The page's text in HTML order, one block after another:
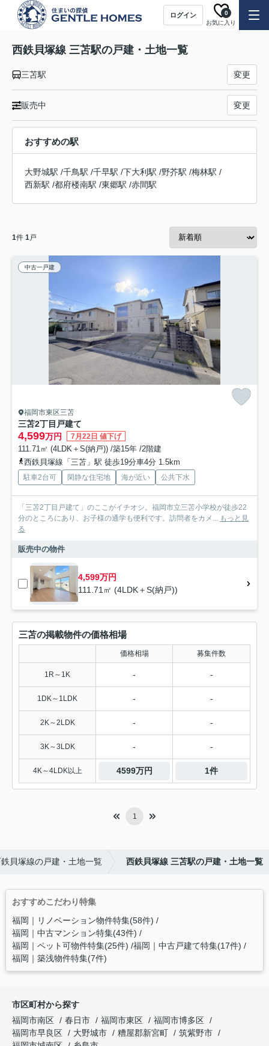
ログイン
お気に入り
0
西鉄貝塚線 三苫駅の戸建・土地一覧
三苫駅 変更
販売中 変更
おすすめの駅
大野城駅 /千鳥駅 /千早駅 /下大利駅 /野芥駅 /梅林駅 /
西新駅 /都府楼南駅 /東郷駅 /赤間駅
1件 1戸
中古一戸建
福岡市東区三苫
三苫2丁目戸建て
4,599万円 7月22日 値下げ
111.71㎡ (4LDK＋S(納戸)) /築15年 /2階建
西鉄貝塚線「三苫」駅 徒歩19分車4分 1.5km
駐車2台可 閑静な住宅地 海が近い 公共下水
「三苫2丁目戸建て」のここがイチオシ。福岡市立三苫小学校が徒歩22
分のところにあり、お子様の通学も便利です。訪問者をカメ... もっと見
る
販売中の物件
4,599万円
111.71㎡ (4LDK＋S(納戸))
三苫の掲載物件の価格相場
価格相場 募集件数
1R～1K - -
1DK～1LDK - -
2K～2LDK - -
3K～3LDK - -
4K～4LDK以上 4599万円 1件
1
貝塚線の戸建・土地一覧 西鉄貝塚線 三苫駅の戸建・土地一覧
おすすめこだわり特集
福岡｜リノベーション物件特集(58件)
福岡｜中古マンション特集(43件)
福岡｜ペット可物件特集(25件) 福岡｜中古戸建て特集(17件)
福岡｜築浅物件特集(7件)
市区町村から探す
福岡市南区
春日市 福岡市東区
福岡市博多区
福岡市早良区
大野城市 糟屋郡新宮町
筑紫野市